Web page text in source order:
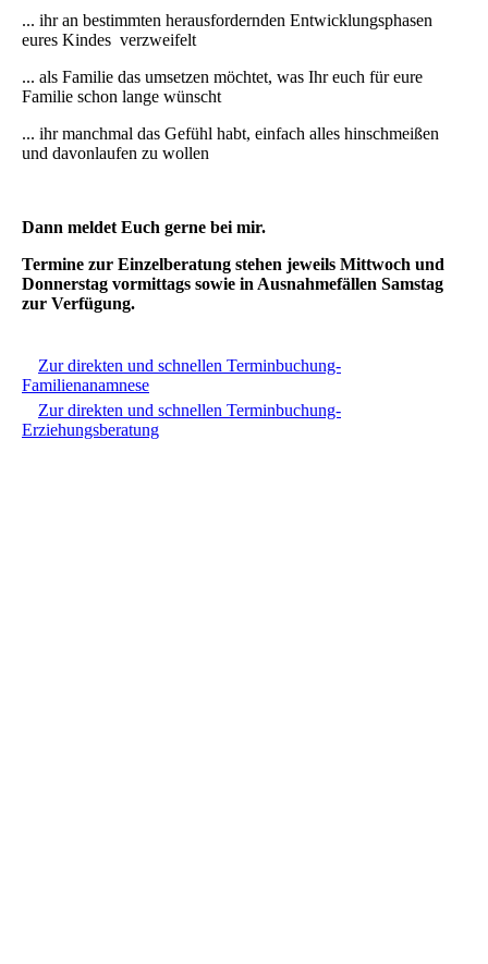
... ihr an bestimmten herausfordernden Entwicklungsphasen
eures Kindes verzweifelt
... als Familie das umsetzen möchtet, was Ihr euch für eure
Familie schon lange wünscht
... ihr manchmal das Gefühl habt, einfach alles hinschmeißen
und davonlaufen zu wollen
Dann meldet Euch gerne bei mir.
Termine zur Einzelberatung stehen jeweils Mittwoch und
Donnerstag vormittags sowie in Ausnahmefällen Samstag
zur Verfügung.
Zur direkten und schnellen Terminbuchung-
Familienanamnese
Zur direkten und schnellen Terminbuchung-
Erziehungsberatung